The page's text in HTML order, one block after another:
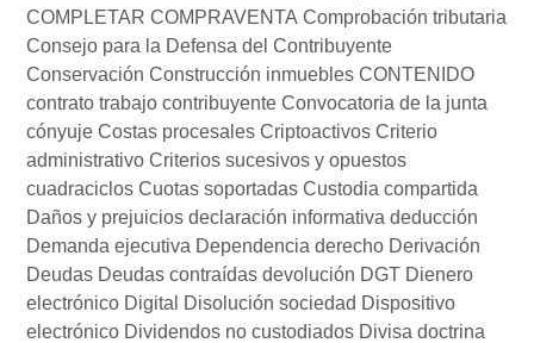
COMPLETAR COMPRAVENTA Comprobación tributaria
Consejo para la Defensa del Contribuyente
Conservación Construcción inmuebles CONTENIDO
contrato trabajo contribuyente Convocatoria de la junta
cónyuje Costas procesales Criptoactivos Criterio
administrativo Criterios sucesivos y opuestos
cuadraciclos Cuotas soportadas Custodia compartida
Daños y prejuicios declaración informativa deducción
Demanda ejecutiva Dependencia derecho Derivación
Deudas Deudas contraídas devolución DGT Dienero
electrónico Digital Disolución sociedad Dispositivo
electrónico Dividendos no custodiados Divisa doctrina